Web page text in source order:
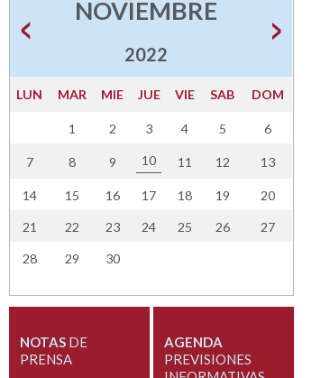
NOVIEMBRE
2022
LUN MAR MIE JUE VIE SAB DOM
1 2 3 4 5 6
7 8 9 10 11 12 13
14 15 16 17 18 19 20
21 22 23 24 25 26 27
28 29 30
NOTASDE
PRENSA
AGENDA
PREVISIONES